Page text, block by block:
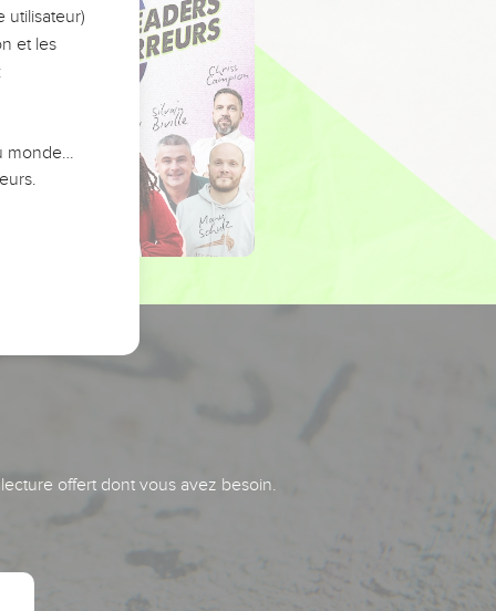
offert dont vous avez besoin.
utilisateur)
et les
monde…